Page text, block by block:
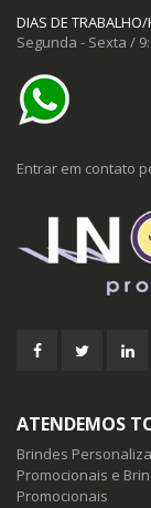
DIAS DE
Segunda - Sexta /
Entrar em contato
ATENDEMOS
Brindes
Promocionais e
Promocionais